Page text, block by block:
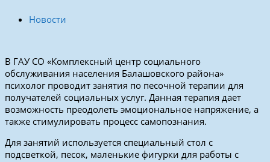
Новости
В ГАУ СО «Комплексный центр социального
обслуживания населения Балашовского района»
психолог проводит занятия по песочной терапии для
получателей социальных услуг. Данная терапия дает
возможность преодолеть эмоциональное напряжение, а
также стимулировать процесс самопознания.
Для занятий используется специальный стол с
подсветкой, песок, маленькие фигурки для работы с